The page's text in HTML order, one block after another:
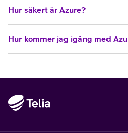
Hur säkert är Azure?
Hur kommer jag igång med